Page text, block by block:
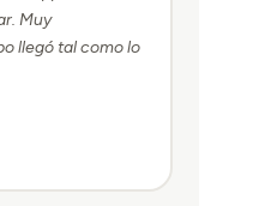
Muy
llegó tal como lo